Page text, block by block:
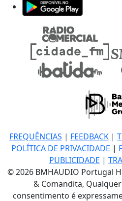
FREQUÊNCIAS | FEEDBACK|
POLÍTICA DE PRIVACIDADE |
PUBLICIDADE |
© 2026 BMHAUDIO Portugal
& Comandita,
consentimento é